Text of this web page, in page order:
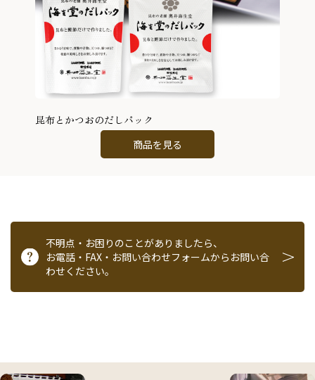
昆布とかつおのだしパック
商品を見る
不明点・お困りのことがありましたら、
お電話・FAX・お問い合わせフォームからお問い合
わせください。